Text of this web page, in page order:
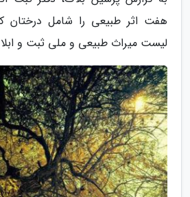
هفت اثر طبیعی را شامل درختان
لیست میراث طبیعی و ملی ثبت و